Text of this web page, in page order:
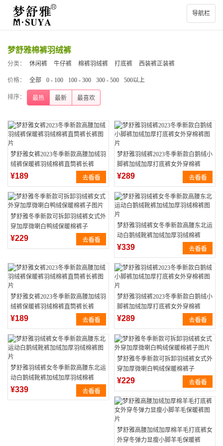
导航栏
梦舒雅棉裤羽绒裤
分类： 休闲裤 牛仔裤 棉裤羽绒裤 打底裤 西装裤正装裤
价格： 全部 0 - 100 100 - 300 300 - 500 500以上
排序： 最热 最新 最喜欢
梦舒雅女裤2023冬季新款高腰加绒羽
绒裤保暖裤羽绒棉裤直筒裤长裤
¥189
梦舒雅羽绒裤2023冬季新款白鹅绒小
脚裤加绒加厚打底裤女外穿棉裤
¥289
梦舒雅冬季新款可拆卸羽绒裤女式外
穿加厚微喇白鸭绒保暖棉裤子
¥229
梦舒雅羽绒裤女冬季新款高腰东北运
动白鹅绒靴裤加绒加厚羽绒棉裤
¥339
梦舒雅女裤2023冬季新款高腰加绒羽
绒裤保暖裤羽绒棉裤直筒裤长裤
¥189
梦舒雅羽绒裤2023冬季新款白鹅绒小
脚裤加绒加厚打底裤女外穿棉裤
¥289
梦舒雅羽绒裤女冬季新款高腰东北运
动白鹅绒靴裤加绒加厚羽绒棉裤
¥339
梦舒雅冬季新款可拆卸羽绒裤女式外
穿加厚微喇白鸭绒保暖棉裤子
¥229
梦舒雅高腰加绒加厚棉羊毛打底裤女
外穿冬弹力显瘦小脚羊毛保暖裤